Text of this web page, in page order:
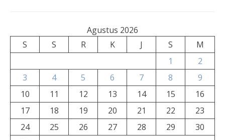
Agustus 2026
S
S R K J S
M
1
2
3
4 5 6 7 8
9
10
11 12 13 14 15
16
17
18 19 20 21 22
23
24
25 26 27 28 29
30